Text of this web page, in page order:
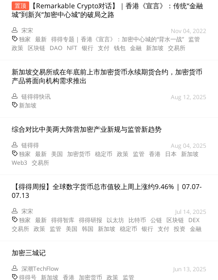
置顶
【Remarkable Crypto对话】｜香港《宣言》：传统“金融
城”到新兴“加密中心城”的破局之路
宋宋
Nov 04, 2022
独家 最新 得得专题 | 香港《宣言》：加密中心城的“背水一战” 监管
政策 区块链 DAO NFT 银行 支付 钱包 金融 新加坡 交易所
新加坡交易所或在年底前上市加密货币永续期货合约，加密货币
产品将面向机构需求推出
链得得快讯
Aug 12, 2025
新加坡
综合对比中美两大阵营加密产业新规与监管新趋势
链得得
Aug 04, 2025
独家 最新 美国 加密货币 稳定币 政策 监管 香港 日本 新加坡
Web3 交易所
【得得周报】全球数字货币总市值较上周上涨约9.46% | 07.07-
07.13
宋宋
Jul 14, 2025
独家 最新 得得智库 得得研报 以太坊 比特币 公链 区块链 DEX
交易所 政策 监管 美国 韩国 新加坡 稳定币 银行 支付 投资 金融
加密三城记
深潮TechFlow
Jun 13, 2025
得得号 新加坡 香港 加密货币 政策 监管